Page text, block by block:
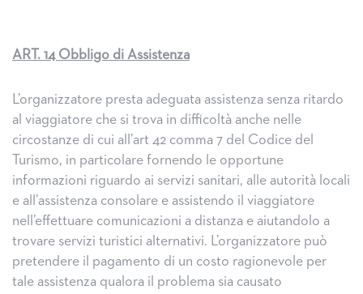
ART. 14 Obbligo di Assistenza
L’organizzatore presta adeguata assistenza senza ritardo
al viaggiatore che si trova in difficoltà anche nelle
circostanze di cui all’art 42 comma 7 del Codice del
Turismo, in particolare fornendo le opportune
informazioni riguardo ai servizi sanitari, alle autorità locali
e all’assistenza consolare e assistendo il viaggiatore
nell’effettuare comunicazioni a distanza e aiutandolo a
trovare servizi turistici alternativi. L’organizzatore può
pretendere il pagamento di un costo ragionevole per
tale assistenza qualora il problema sia causato